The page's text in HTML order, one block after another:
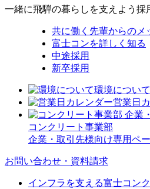
一緒に飛騨の暮らしを支えよう 採
共に働く先輩からのメ
富士コンを詳しく知る
中途採用
新卒採用
環境について
営業日
コンクリート事業部
企業・取引先様向け専用ペ
お問い合わせ・資料請求
インフラを支える富士コン